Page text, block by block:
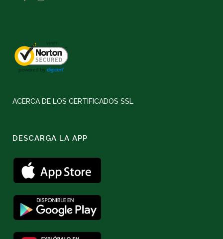
ACERCA DE LOS CERTIFICADOS SSL
DESCARGA LA APP